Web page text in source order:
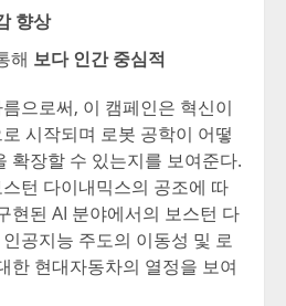
향상
해 보다 인간 중심적
으로써, 이 캠페인은 혁신이
시작되며 로봇 공학이 어떻
확장할 수 있는지를 보여준다.
턴 다이내믹스의 공조에 따
현된 AI 분야에서의 보스턴 다
공지능 주도의 이동성 및 로
한 현대자동차의 열정을 보여